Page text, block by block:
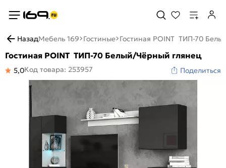
НазадМебель 169 Гостиные Гостиная POINT ТИП-70
Гостиная POINT ТИП-70 Белый/Чёрный глянец
5,0Код товара: 253957 Поделиться